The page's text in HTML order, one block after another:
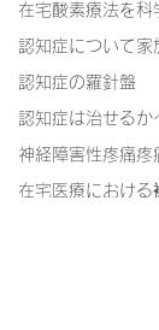
在宅酸素療法を科
認知症について家
認知症の羅針盤
認知症は治せるか
神経障害性疼痛疼
在宅医療における